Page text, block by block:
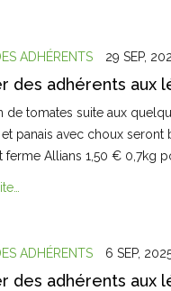
ADHÉRENTS 29 SEP,
des adhérents aux
de tomates suite aux
panais avec choux
ferme Allians 1,50 € 0,7kg
ADHÉRENTS 6 SEP,
des adhérents aux